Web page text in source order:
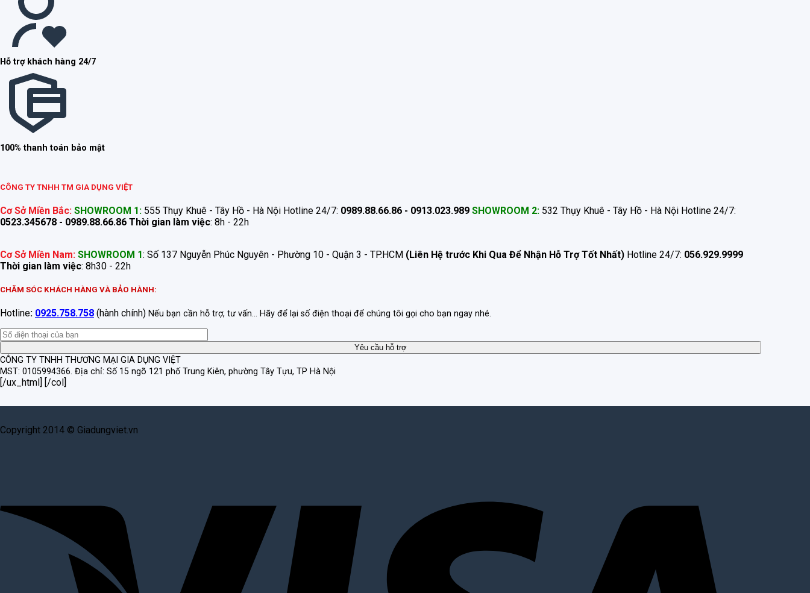
Hỗ trợ khách hàng 24/7
100% thanh toán bảo mật
CÔNG TY TNHH TM GIA DỤNG VIỆT
Cơ Sở Miền Bắc: SHOWROOM 1: 555 Thụy Khuê - Tây Hồ - Hà Nội Hotline 24/7: 0989.88.66.86 - 0913.023.989 SHOWROOM 2: 532 Thụy Khuê - Tây Hồ - Hà Nội Hotline 24/7:
0523.345678 - 0989.88.66.86 Thời gian làm việc: 8h - 22h
Cơ Sở Miền Nam: SHOWROOM 1: Số 137 Nguyễn Phúc Nguyên - Phường 10 - Quận 3 - TP.HCM (Liên Hệ trước Khi Qua Để Nhận Hỗ Trợ Tốt Nhất) Hotline 24/7: 056.929.9999
Thời gian làm việc: 8h30 - 22h
CHĂM SÓC KHÁCH HÀNG VÀ BẢO HÀNH:
Hotline: 0925.758.758 (hành chính) Nếu bạn cần hỗ trợ, tư vấn... Hãy để lại số điện thoại để chúng tôi gọi cho bạn ngay nhé.
CÔNG TY TNHH THƯƠNG MẠI GIA DỤNG VIỆT
MST: 0105994366. Địa chỉ: Số 15 ngõ 121 phố Trung Kiên, phường Tây Tựu, TP Hà Nội
[/ux_html] [/col]
Copyright 2014 © Giadungviet.vn